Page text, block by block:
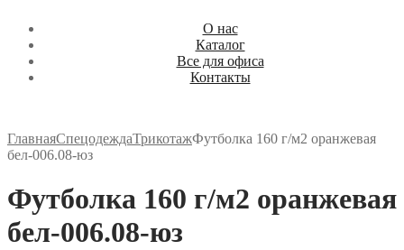
О нас
Каталог
Все для офиса
Контакты
ГлавнаяСпецодеждаТрикотажФутболка 160 г/м2 оранжевая
бел-006.08-юз
Футболка 160 г/м2 оранжевая
бел-006.08-юз